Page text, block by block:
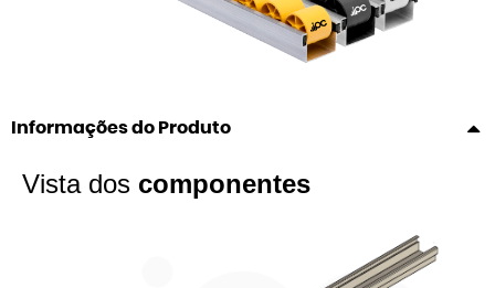
Informações do Produto
Vista dos componentes